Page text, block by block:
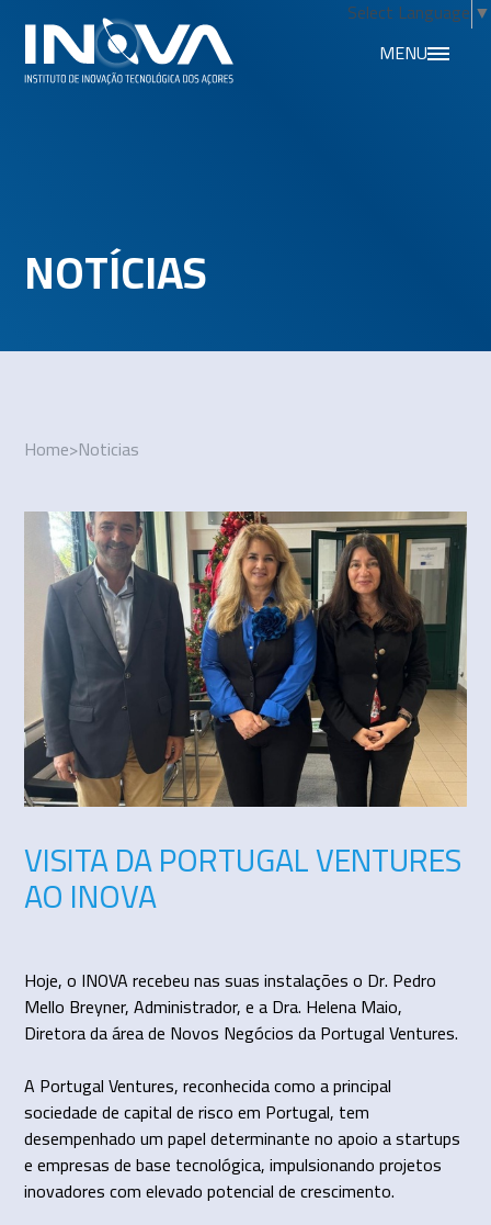
Select Language ▼
MENU
NOTÍCIAS
Home>Noticias
VISITA DA PORTUGAL VENTURES
AO INOVA
Hoje, o INOVA recebeu nas suas instalações o Dr. Pedro
Mello Breyner, Administrador, e a Dra. Helena Maio,
Diretora da área de Novos Negócios da Portugal Ventures.
A Portugal Ventures, reconhecida como a principal
sociedade de capital de risco em Portugal, tem
desempenhado um papel determinante no apoio a startups
e empresas de base tecnológica, impulsionando projetos
inovadores com elevado potencial de crescimento.